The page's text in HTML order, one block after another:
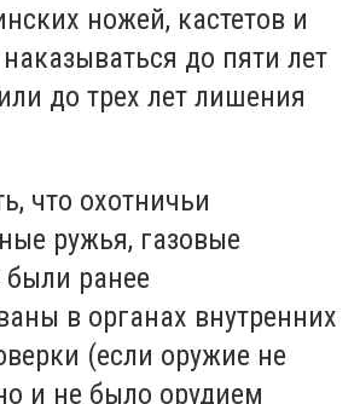
ножей, кастетов и
до пяти лет
до трех лет лишения
что охотничьи
ружья, газовые
были ранее
в органах внутренних
(если оружие не
и не было орудием